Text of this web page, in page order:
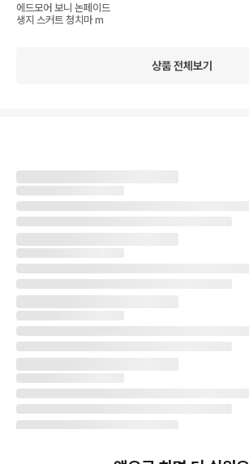
에드모어 보니 논페이드
생지 스커트 청치마 m
상품 전체보기